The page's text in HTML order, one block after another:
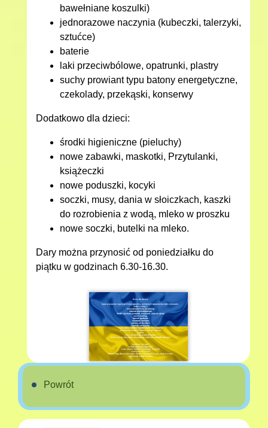
bawełniane koszulki)
jednorazowe naczynia (kubeczki, talerzyki,
sztućce)
baterie
laki przeciwbólowe, opatrunki, plastry
suchy prowiant typu batony energetyczne,
czekolady, przekąski, konserwy
Dodatkowo dla dzieci:
środki higieniczne (pieluchy)
nowe zabawki, maskotki, Przytulanki,
książeczki
nowe poduszki, kocyki
soczki, musy, dania w słoiczkach, kaszki
do rozrobienia z wodą, mleko w proszku
nowe soczki, butelki na mleko.
Dary można przynosić od poniedziałku do
piątku w godzinach 6.30-16.30.
Powrót